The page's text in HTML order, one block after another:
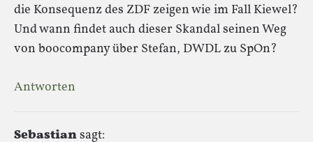
die Konsequenz des ZDF zeigen wie im Fall Kiewel?
Und wann findet auch dieser Skandal seinen Weg
von boocompany über Stefan, DWDL zu SpOn?
Antworten
Sebastiansagt: